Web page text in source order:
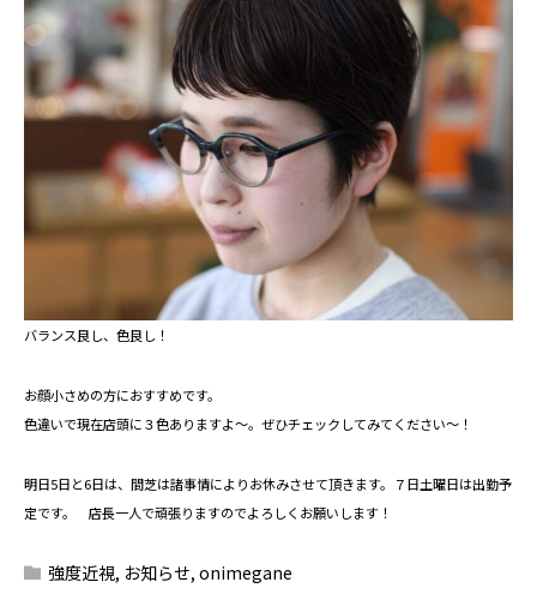
バランス良し、色良し！
お顔小さめの方におすすめです。
色違いで現在店頭に３色ありますよ～。ぜひチェックしてみてください～！
明日5日と6日は、間芝は諸事情によりお休みさせて頂きます。７日土曜日は出勤予
定です。 店長一人で頑張りますのでよろしくお願いします！
強度近視, お知らせ, onimegane